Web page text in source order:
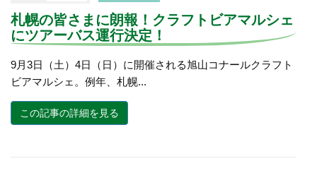
札幌の皆さまに朗報！クラフトビアマルシェ
にツアーバス運行決定！
9月3日（土）4日（日）に開催される旭山コナールクラフト
ビアマルシェ。例年、札幌...
この記事の詳細を見る